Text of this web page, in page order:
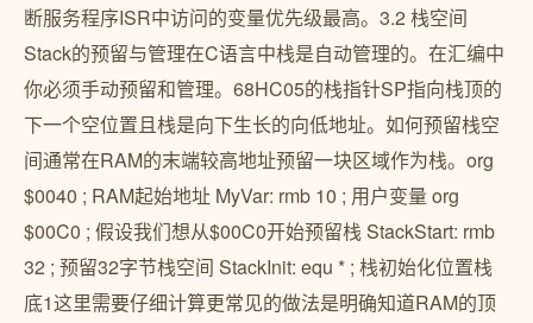
断服务程序ISR中访问的变量优先级最高。3.2 栈空间
Stack的预留与管理在C语言中栈是自动管理的。在汇编中
你必须手动预留和管理。68HC05的栈指针SP指向栈顶的
下一个空位置且栈是向下生长的向低地址。如何预留栈空
间通常在RAM的末端较高地址预留一块区域作为栈。org
$0040 ; RAM起始地址 MyVar: rmb 10 ; 用户变量 org
$00C0 ; 假设我们想从$00C0开始预留栈 StackStart: rmb
32 ; 预留32字节栈空间 StackInit: equ * ; 栈初始化位置栈
底1这里需要仔细计算更常见的做法是明确知道RAM的顶